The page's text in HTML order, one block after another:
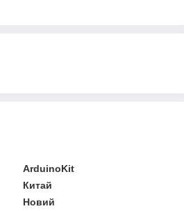
ArduinoKit
Китай
Новий